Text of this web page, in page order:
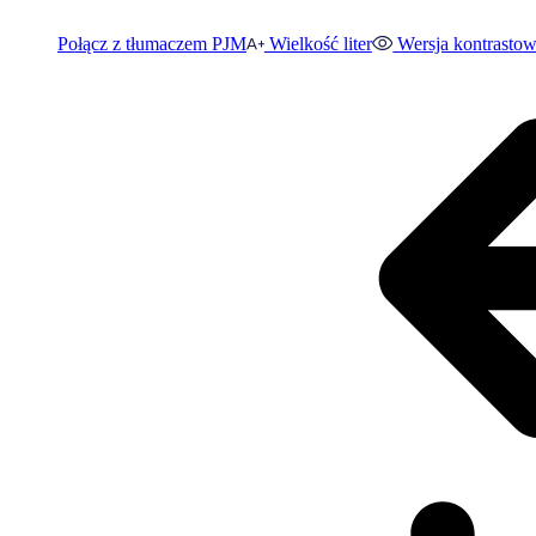
Połącz z tłumaczem PJM Wielkość liter Wersja